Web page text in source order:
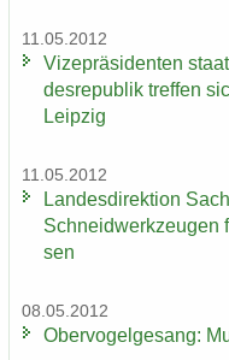
11.05.2012
Vi­ze­prä­si­den­ten
des­re­pu­blik tref­fen
Leip­zig
11.05.2012
Lan­des­di­rek­ti­on
Schneid­werk­zeu­gen
sen
08.05.2012
Ober­vo­gel­ge­sang: